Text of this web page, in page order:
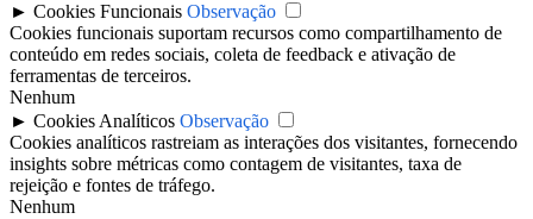
► Cookies Funcionais Observação
Cookies funcionais suportam recursos como compartilhamento de
conteúdo em redes sociais, coleta de feedback e ativação de
ferramentas de terceiros.
Nenhum
► Cookies Analíticos Observação
Cookies analíticos rastreiam as interações dos visitantes, fornecendo
insights sobre métricas como contagem de visitantes, taxa de
rejeição e fontes de tráfego.
Nenhum